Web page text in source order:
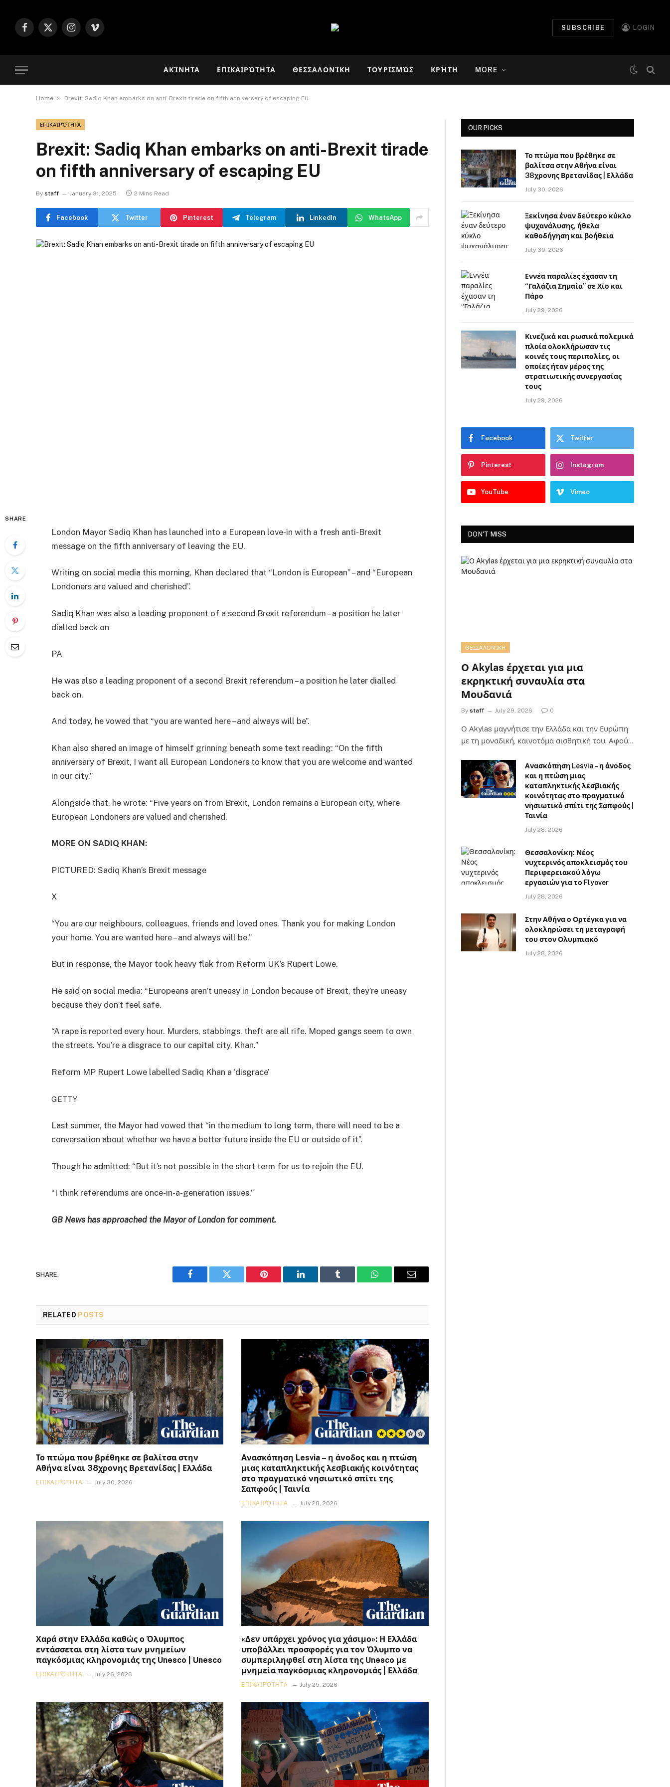
Facebook
X
Instagram
Vimeo
SUBSCRIBE LOGIN
ΑΚΊΝΗΤΑ ΕΠΙΚΑΙΡΌΤΗΤΑ ΘΕΣΣΑΛΟΝΊΚΗ ΤΟΥΡΙΣΜΌΣ ΚΡΉΤΗ MORE
Home » Brexit: Sadiq Khan embarks on anti-Brexit tirade on fifth anniversary of escaping EU
ΕΠΙΚΑΙΡΌΤΗΤΑ
Brexit: Sadiq Khan embarks on anti-Brexit tirade
on fifth anniversary of escaping EU
By staff January 31, 2025 2 Mins Read
Facebook Twitter Pinterest Telegram LinkedIn WhatsApp
SHARE
London Mayor Sadiq Khan has launched into a European love-in with a fresh anti-Brexit
message on the fifth anniversary of leaving the EU.
Writing on social media this morning, Khan declared that “London is European” – and “European
Londoners are valued and cherished”.
Sadiq Khan was also a leading proponent of a second Brexit referendum – a position he later
dialled back on
PA
He was also a leading proponent of a second Brexit referendum – a position he later dialled
back on.
And today, he vowed that “you are wanted here – and always will be”.
Khan also shared an image of himself grinning beneath some text reading: “On the fifth
anniversary of Brexit, I want all European Londoners to know that you are welcome and wanted
in our city.”
Alongside that, he wrote: “Five years on from Brexit, London remains a European city, where
European Londoners are valued and cherished.
MORE ON SADIQ KHAN:
PICTURED: Sadiq Khan’s Brexit message
X
“You are our neighbours, colleagues, friends and loved ones. Thank you for making London
your home. You are wanted here – and always will be.”
But in response, the Mayor took heavy flak from Reform UK’s Rupert Lowe.
He said on social media: “Europeans aren’t uneasy in London because of Brexit, they’re uneasy
because they don’t feel safe.
“A rape is reported every hour. Murders, stabbings, theft are all rife. Moped gangs seem to own
the streets. You’re a disgrace to our capital city, Khan.”
Reform MP Rupert Lowe labelled Sadiq Khan a ‘disgrace’
GETTY
Last summer, the Mayor had vowed that “in the medium to long term, there will need to be a
conversation about whether we have a better future inside the EU or outside of it”.
Though he admitted: “But it’s not possible in the short term for us to rejoin the EU.
“I think referendums are once-in-a-generation issues.”
GB News has approached the Mayor of London for comment.
SHARE.
Facebook Twitter Pinterest LinkedIn Tumblr WhatsAppEmail
RELATED POSTS
Το πτώμα που βρέθηκε σε βαλίτσα στην
Αθήνα είναι 38χρονης Βρετανίδας | Ελλάδα
ΕΠΙΚΑΙΡΌΤΗΤΑ July 30, 2026
Ανασκόπηση Lesvia – η άνοδος και η πτώση
μιας καταπληκτικής λεσβιακής κοινότητας
στο πραγματικό νησιωτικό σπίτι της
Σαπφούς | Ταινία
ΕΠΙΚΑΙΡΌΤΗΤΑ July 28, 2026
Χαρά στην Ελλάδα καθώς ο Όλυμπος
εντάσσεται στη λίστα των μνημείων
παγκόσμιας κληρονομιάς της Unesco | Unesco
ΕΠΙΚΑΙΡΌΤΗΤΑ July 26, 2026
«Δεν υπάρχει χρόνος για χάσιμο»: Η Ελλάδα
υποβάλλει προσφορές για τον Όλυμπο να
συμπεριληφθεί στη λίστα της Unesco με
μνημεία παγκόσμιας κληρονομιάς | Ελλάδα
ΕΠΙΚΑΙΡΌΤΗΤΑ July 25, 2026
OUR PICKS
Το πτώμα που βρέθηκε σε
βαλίτσα στην Αθήνα είναι
38χρονης Βρετανίδας | Ελλάδα
July 30, 2026
Ξεκίνησα έναν δεύτερο κύκλο
ψυχανάλυσης, ήθελα
καθοδήγηση και βοήθεια
July 30, 2026
Εννέα παραλίες έχασαν τη
“Γαλάζια Σημαία” σε Χίο και
Πάρο
July 29, 2026
Κινεζικά και ρωσικά πολεμικά
πλοία ολοκλήρωσαν τις
κοινές τους περιπολίες, οι
οποίες ήταν μέρος της
στρατιωτικής συνεργασίας
τους
July 29, 2026
Facebook Twitter
Pinterest Instagram
YouTube Vimeo
DON'T MISS
ΘΕΣΣΑΛΟΝΊΚΗ
Ο Akylas έρχεται για μια
εκρηκτική συναυλία στα
Μουδανιά
By staff July 29, 2026 0
Ο Αkylas μαγνήτισε την Ελλάδα και την Ευρώπη
με τη μοναδική, καινοτόμα αισθητική του. Αφού…
Ανασκόπηση Lesvia – η άνοδος
και η πτώση μιας
καταπληκτικής λεσβιακής
κοινότητας στο πραγματικό
νησιωτικό σπίτι της Σαπφούς |
Ταινία
July 28, 2026
Θεσσαλονίκη: Νέος
νυχτερινός αποκλεισμός του
Περιφερειακού λόγω
εργασιών για το Flyover
July 28, 2026
Στην Αθήνα ο Ορτέγκα για να
ολοκληρώσει τη μεταγραφή
του στον Ολυμπιακό
July 28, 2026